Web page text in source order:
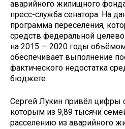
аварийного жилищного
пресс-служба сенатора. На
программа переселения,
средств федеральной
на 2015 — 2020 годы
обеспечивает выполнение
фактического недостатка
бюджете.
Сергей Лукин привёл цифры
которым из 9,89 тысячи
расселению из аварийного